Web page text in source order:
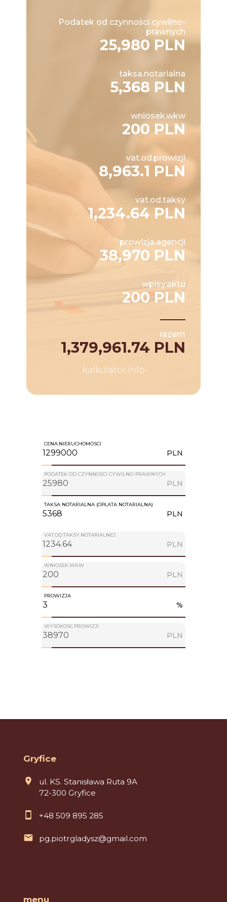
Podatek od czynności cywilno-
prawnych
25,980 PLN
taksa.notarialna
5,368 PLN
wniosek.wkw
200 PLN
vat.od.prowizji
8,963.1 PLN
vat.od.taksy
1,234.64 PLN
prowizja.agencji
38,970 PLN
wpisy.aktu
200 PLN
razem
1,379,961.74 PLN
kalkulator.info
CENA.NIERUCHOMOSCI
PLN
PODATEK OD CZYNNOŚCI CYWILNO-PRAWNYCH
PLN
TAKSA NOTARIALNA (OPŁATA NOTARIALNA)
PLN
VAT.OD.TAKSY.NOTARIALNEJ
PLN
WNIOSEK.WKW
PLN
PROWIZJA
%
WYSOKOSC.PROWIZJI
PLN
Gryfice
ul. KS. Stanisława Ruta 9A
72-300 Gryfice
+48 509 895 285
pg.piotrgladysz@gmail.com
menu